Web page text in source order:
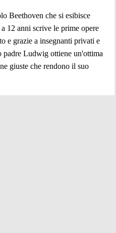
Beethoven che si esibisce
12 anni scrive le prime opere
e grazie a insegnanti privati e
Ludwig ottiene un'ottima
giuste che rendono il suo